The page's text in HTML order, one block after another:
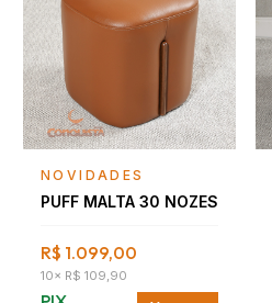
Falar com consultor
NOVIDADES
PUFF MALTA 30 NOZES
R$ 1.099,00
10× R$ 109,90